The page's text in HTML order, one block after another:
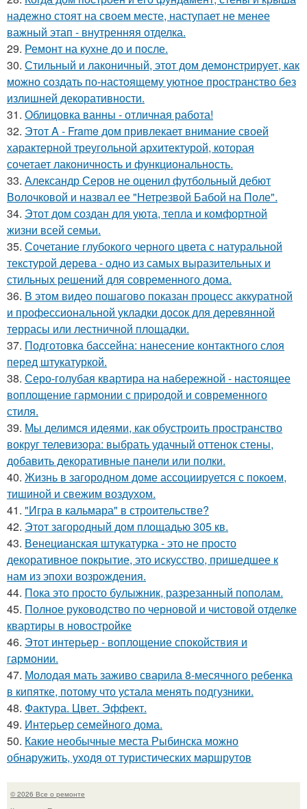
надежно стоят на своем месте, наступает не менее
важный этап - внутренняя отделка.
29. Ремонт на кухне до и после.
30. Стильный и лаконичный, этот дом демонстрирует, как
можно создать по-настоящему уютное пространство без
излишней декоративности.
31. Облицовка ванны - отличная работа!
32. Этот A - Frame дом привлекает внимание своей
характерной треугольной архитектурой, которая
сочетает лаконичность и функциональность.
33. Александр Серов не оценил футбольный дебют
Волочковой и назвал ее "Нетрезвой Бабой на Поле".
34. Этот дом создан для уюта, тепла и комфортной
жизни всей семьи.
35. Сочетание глубокого черного цвета с натуральной
текстурой дерева - одно из самых выразительных и
стильных решений для современного дома.
36. В этом видео пошагово показан процесс аккуратной
и профессиональной укладки досок для деревянной
террасы или лестничной площадки.
37. Подготовка бассейна: нанесение контактного слоя
перед штукатуркой.
38. Серо-голубая квартира на набережной - настоящее
воплощение гармонии с природой и современного
стиля.
39. Мы делимся идеями, как обустроить пространство
вокруг телевизора: выбрать удачный оттенок стены,
добавить декоративные панели или полки.
40. Жизнь в загородном доме ассоциируется с покоем,
тишиной и свежим воздухом.
41. "Игра в кальмара" в строительстве?
42. Этот загородный дом площадью 305 кв.
43. Венецианская штукатурка - это не просто
декоративное покрытие, это искусство, пришедшее к
нам из эпохи возрождения.
44. Пока это просто булыжник, разрезанный пополам.
45. Полное руководство по черновой и чистовой отделке
квартиры в новостройке
46. Этот интерьер - воплощение спокойствия и
гармонии.
47. Молодая мать заживо сварила 8-месячного ребенка
в кипятке, потому что устала менять подгузники.
48. Фактура. Цвет. Эффект.
49. Интерьер семейного дома.
50. Какие необычные места Рыбинска можно
обнаружить, уходя от туристических маршрутов
© 2026 Все о ремонте